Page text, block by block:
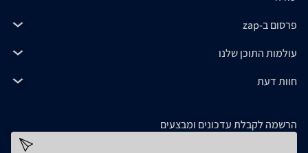
פרסום ב-zap
עולמות התוכן שלנו
חוות דעת
הרשמה לקבלת עדכונים ומבצעים